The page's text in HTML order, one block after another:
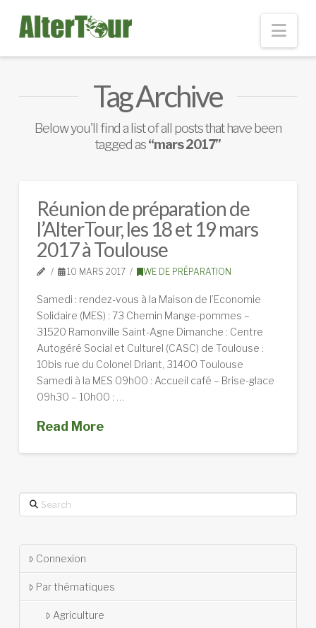
Tag Archive
Below you'll find a list of all posts that have been
tagged as“mars 2017”
Réunion de préparation de
l’AlterTour, les 18 et 19 mars
2017 à Toulouse
10 MARS 2017 WE DE PRÉPARATION
Samedi : rendez-vous à la Maison de l’Economie
Solidaire (MES) : 73 Chemin Mange-pommes –
31520 Ramonville Saint-Agne Dimanche : Centre
Autogéré Social et Culturel (CASC) de Toulouse :
10bis rue du Colonel Driant, 31400 Toulouse
Samedi à la MES 09h00 : Accueil café – Brise-glace
09h30 – 10h00 : …
Read More
Search
Connexion
Par thématiques
Agriculture